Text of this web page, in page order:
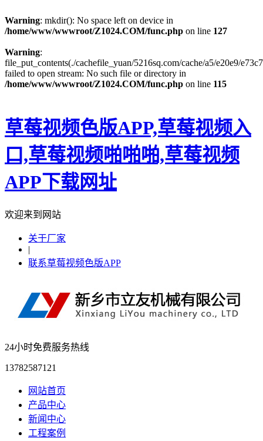
Warning: mkdir(): No space left on device in
/home/www/wwwroot/Z1024.COM/func.php on line 127
Warning:
file_put_contents(./cachefile_yuan/5216sq.com/cache/a5/e20e9/
failed to open stream: No such file or directory in
/home/www/wwwroot/Z1024.COM/func.php on line 115
草莓视频色版APP,草莓视频入
口,草莓视频啪啪啪,草莓视频
APP下载网址
欢迎来到网站
关于厂家
|
联系草莓视频色版APP
24小时免费服务热线
13782587121
网站首页
产品中心
新闻中心
工程案例